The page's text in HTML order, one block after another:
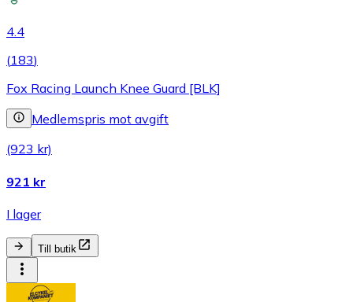
4.4
(183)
Fox Racing Launch Knee Guard [BLK]
Medlemspris mot avgift
(923 kr)
921 kr
I lager
Till butik